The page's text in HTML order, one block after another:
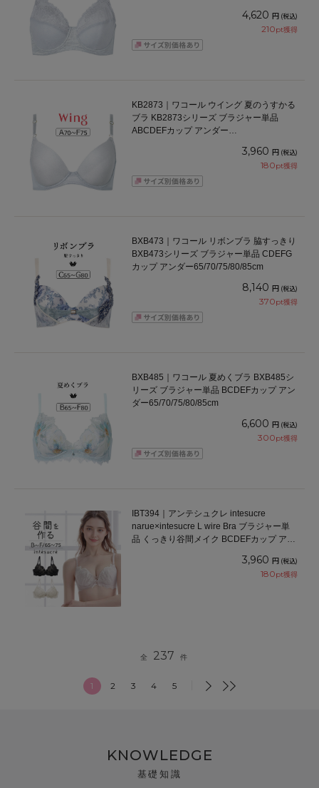
4,620 円 (税込)
210pt獲得
KB2873｜ワコール ウイング 夏のうすかる
ブラ KB2873シリーズ ブラジャー単品
ABCDEFカップ アンダー
3,960 円 (税込)
180pt獲得
BXB473｜ワコール リボンブラ 脇すっきり
BXB473シリーズ ブラジャー単品 CDEFG
カップ アンダー65/70/75/80/85cm
8,140 円 (税込)
370pt獲得
BXB485｜ワコール 夏めくブラ BXB485シ
リーズ ブラジャー単品 BCDEFカップ アン
ダー65/70/75/80/85cm
6,600 円 (税込)
300pt獲得
IBT394｜アンテシュクレ intesucre
narue×intesucre L wire Bra ブラジャー単
品 くっきり谷間メイク BCDEFカップ アン
3,960 円 (税込)
180pt獲得
全 237 件
1 2 3 4 5
KNOWLEDGE
基礎知識